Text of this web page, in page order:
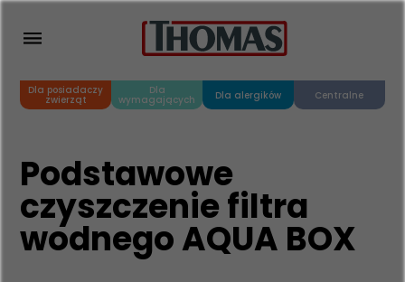
Dla posiadaczy
zwierząt
Dla
wymagających Dla alergików Centralne
Podstawowe
czyszczenie filtra
wodnego AQUA BOX